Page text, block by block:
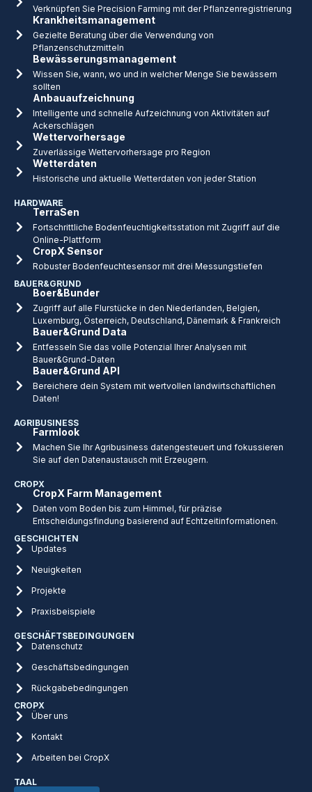
Verknüpfen Sie Precision Farming mit der Pflanzenregistrierung
Krankheitsmanagement
Gezielte Beratung über die Verwendung von
Pflanzenschutzmitteln
Bewässerungsmanagement
Wissen Sie, wann, wo und in welcher Menge Sie bewässern
sollten
Anbauaufzeichnung
Intelligente und schnelle Aufzeichnung von Aktivitäten auf
Ackerschlägen
Wettervorhersage
Zuverlässige Wettervorhersage pro Region
Wetterdaten
Historische und aktuelle Wetterdaten von jeder Station
HARDWARE
TerraSen
Fortschrittliche Bodenfeuchtigkeitsstation mit Zugriff auf die
Online-Plattform
CropX Sensor
Robuster Bodenfeuchtesensor mit drei Messungstiefen
BAUER&GRUND
Boer&Bunder
Zugriff auf alle Flurstücke in den Niederlanden, Belgien,
Luxemburg, Österreich, Deutschland, Dänemark & Frankreich
Bauer&Grund Data
Entfesseln Sie das volle Potenzial Ihrer Analysen mit
Bauer&Grund-Daten
Bauer&Grund API
Bereichere dein System mit wertvollen landwirtschaftlichen
Daten!
AGRIBUSINESS
Farmlook
Machen Sie Ihr Agribusiness datengesteuert und fokussieren
Sie auf den Datenaustausch mit Erzeugern.
CROPX
CropX Farm Management
Daten vom Boden bis zum Himmel, für präzise
Entscheidungsfindung basierend auf Echtzeitinformationen.
GESCHICHTEN
Updates
Neuigkeiten
Projekte
Praxisbeispiele
GESCHÄFTSBEDINGUNGEN
Datenschutz
Geschäftsbedingungen
Rückgabebedingungen
CROPX
Über uns
Kontakt
Arbeiten bei CropX
TAAL